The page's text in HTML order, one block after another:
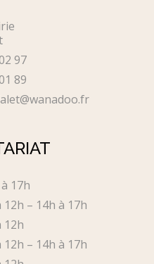
97
89
17h
12h – 14h à 17h
12h
12h – 14h à 17h